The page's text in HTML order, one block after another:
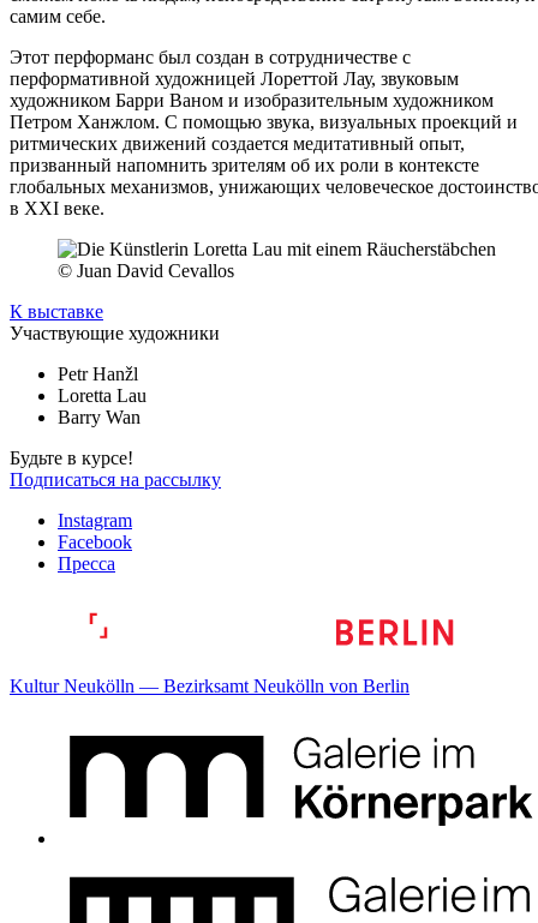
самим себе.
Этот перформанс был создан в сотрудничестве с
перформативной художницей Лореттой Лау, звуковым
художником Барри Ваном и изобразительным художником
Петром Ханжлом. С помощью звука, визуальных проекций и
ритмических движений создается медитативный опыт,
призванный напомнить зрителям об их роли в контексте
глобальных механизмов, унижающих человеческое
в XXI веке.
© Juan David Cevallos
К выставке
Участвующие художники
Petr Hanžl
Loretta Lau
Barry Wan
Будьте в курсе!
Подписаться на рассылку
Instagram
Facebook
Пресса
Kultur Neukölln — Bezirksamt Neukölln von Berlin